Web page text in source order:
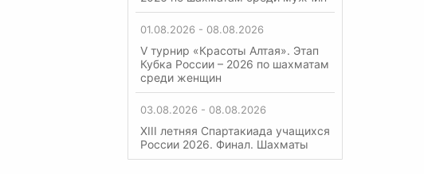
01.08.2026 - 08.08.2026
V турнир «Красоты Алтая». Этап
Кубка России – 2026 по шахматам
среди женщин
03.08.2026 - 08.08.2026
XIII летняя Спартакиада учащихся
России 2026. Финал. Шахматы